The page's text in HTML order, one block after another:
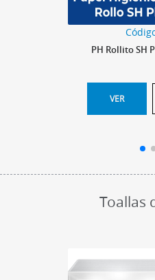
PH Rollito SH
VER
Toallas